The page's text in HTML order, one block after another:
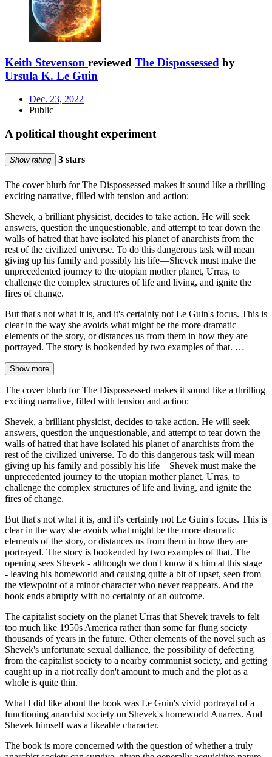
Keith Stevenson reviewed The Dispossessed by
Ursula K. Le Guin
Dec. 23, 2022
Public
A political thought experiment
Show rating 3 stars
The cover blurb for The Dispossessed makes it sound like a thrilling
exciting narrative, filled with tension and action:
Shevek, a brilliant physicist, decides to take action. He will seek
answers, question the unquestionable, and attempt to tear down the
walls of hatred that have isolated his planet of anarchists from the
rest of the civilized universe. To do this dangerous task will mean
giving up his family and possibly his life—Shevek must make the
unprecedented journey to the utopian mother planet, Urras, to
challenge the complex structures of life and living, and ignite the
fires of change.
But that's not what it is, and it's certainly not Le Guin's focus. This is
clear in the way she avoids what might be the more dramatic
elements of the story, or distances us from them in how they are
portrayed. The story is bookended by two examples of that. …
Show more
The cover blurb for The Dispossessed makes it sound like a thrilling
exciting narrative, filled with tension and action:
Shevek, a brilliant physicist, decides to take action. He will seek
answers, question the unquestionable, and attempt to tear down the
walls of hatred that have isolated his planet of anarchists from the
rest of the civilized universe. To do this dangerous task will mean
giving up his family and possibly his life—Shevek must make the
unprecedented journey to the utopian mother planet, Urras, to
challenge the complex structures of life and living, and ignite the
fires of change.
But that's not what it is, and it's certainly not Le Guin's focus. This is
clear in the way she avoids what might be the more dramatic
elements of the story, or distances us from them in how they are
portrayed. The story is bookended by two examples of that. The
opening sees Shevek - although we don't know it's him at this stage
- leaving his homeworld and causing quite a bit of upset, seen from
the viewpoint of a minor character who never reappears. And the
book ends abruptly with no certainty of an outcome.
The capitalist society on the planet Urras that Shevek travels to felt
too much like 1950s America rather than some far flung society
thousands of years in the future. Other elements of the novel such as
Shevek's unfortunate sexual dalliance, the possibility of defecting
from the capitalist society to a nearby communist society, and getting
caught up in a riot really don't amount to much and the plot as a
whole is quite thin.
What I did like about the book was Le Guin's vivid portrayal of a
functioning anarchist society on Shevek's homeworld Anarres. And
Shevek himself was a likeable character.
The book is more concerned with the question of whether a truly